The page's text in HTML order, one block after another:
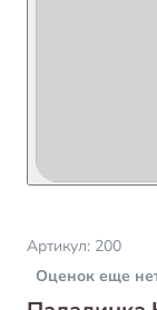
Артикул: 200
Оценок еще